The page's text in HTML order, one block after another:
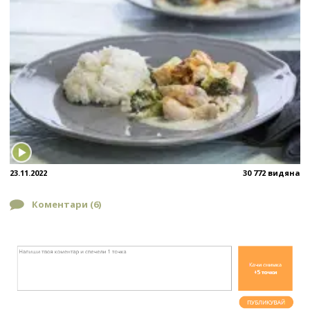
23.11.2022 30 772 видяна
Коментари (6)